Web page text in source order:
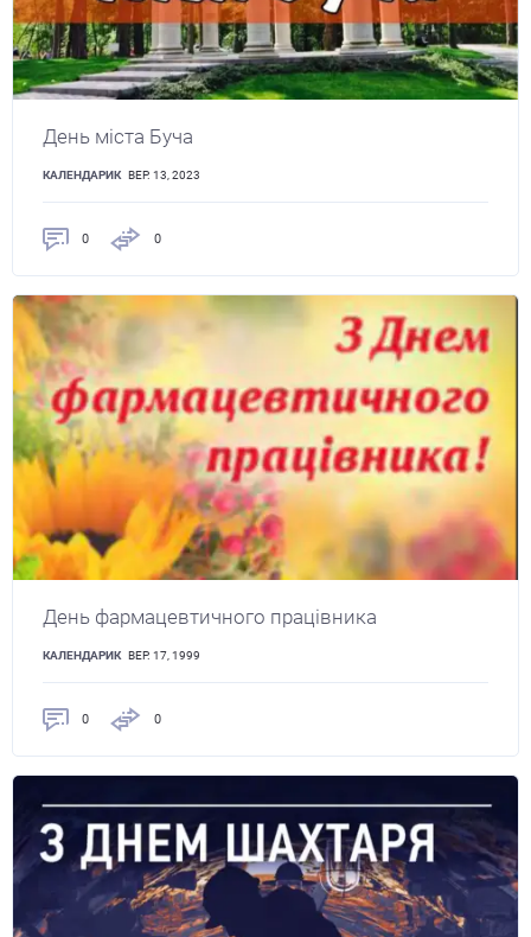
День міста Буча
КАЛЕНДАРИК ВЕР. 13, 2023
0 0
День фармацевтичного працівника
КАЛЕНДАРИК ВЕР. 17, 1999
0 0